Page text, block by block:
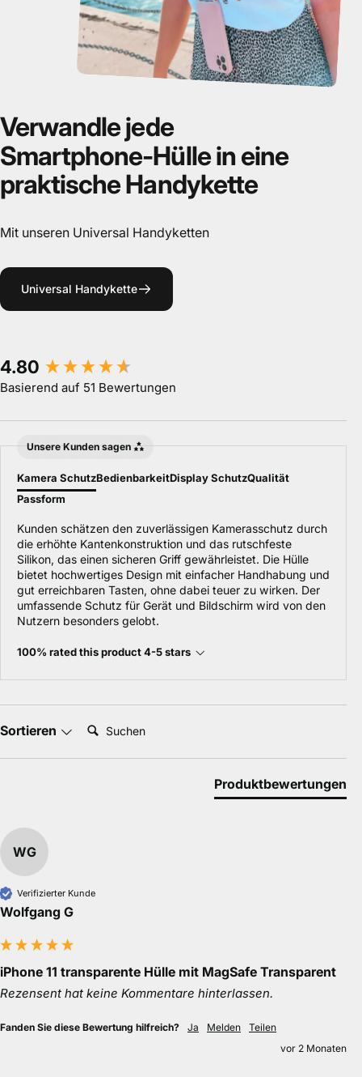
Verwandlejede
Smartphone-Hüllein eine
praktischeHandykette
Mit unseren Universal Handyketten
Universal Handykette
4.80
Basierend auf 51 Bewertungen
Unsere Kunden sagen
Kamera SchutzBedienbarkeitDisplay SchutzQualität
Passform
Kunden schätzen den zuverlässigen Kamerasschutz durch
die erhöhte Kantenkonstruktion und das rutschfeste
Silikon, das einen sicheren Griff gewährleistet. Die Hülle
bietet hochwertiges Design mit einfacher Handhabung und
gut erreichbaren Tasten, ohne dabei teuer zu wirken. Der
umfassende Schutz für Gerät und Bildschirm wird von den
Nutzern besonders gelobt.
100% rated this product 4-5 stars
Sortieren Suchen:
Produktbewertungen
WG
Verifizierter Kunde
Wolfgang G
iPhone 11 transparente Hülle mit MagSafe Transparent
Rezensent hat keine Kommentare hinterlassen.
Fanden Sie diese Bewertung hilfreich? Ja Melden
Teilen
vor 2 Monaten
New content loaded